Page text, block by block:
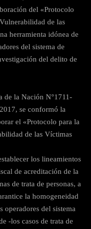
del «Protocolo
de las
herramienta idónea de
del sistema de
del delito de
de la Nación N°1711-
se conformó la
el «Protocolo para la
de las Víctimas
los lineamientos
de acreditación de la
de trata de personas, a
la homogeneidad
operadores del sistema
-los casos de trata de